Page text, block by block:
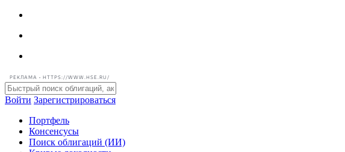
РЕКЛАМА • HTTPS://WWW.HSE.RU/
Войти Зарегистрироваться